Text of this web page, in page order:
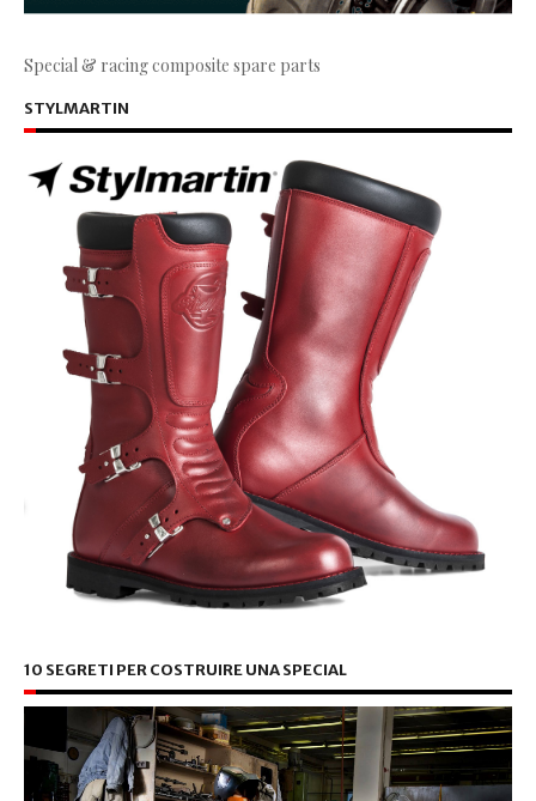
Special & racing composite spare parts
STYLMARTIN
10 SEGRETI PER COSTRUIRE UNA SPECIAL